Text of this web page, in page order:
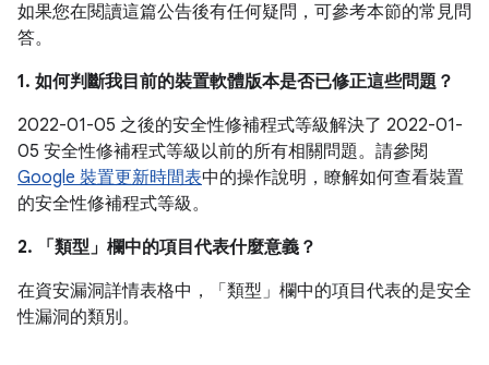
如果您在閱讀這篇公告後有任何疑問，可參考本節的常見問
答。
1. 如何判斷我目前的裝置軟體版本是否已修正這些問題？
2022-01-05 之後的安全性修補程式等級解決了 2022-01-
05 安全性修補程式等級以前的所有相關問題。請參閱
Google 裝置更新時間表中的操作說明，瞭解如何查看裝置
的安全性修補程式等級。
2. 「類型」 欄中的項目代表什麼意義？
在資安漏洞詳情表格中，「類型」 欄中的項目代表的是安全
性漏洞的類別。